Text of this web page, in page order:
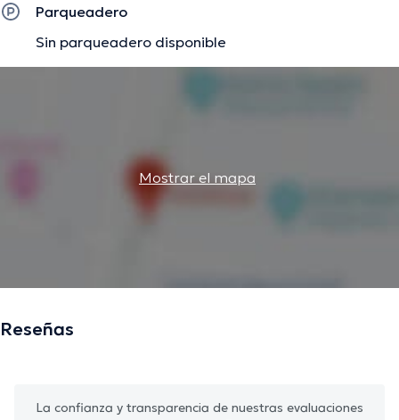
La descripción fue editada por el equipo de doctoranytime, con base en
Parqueadero
Sin parqueadero disponible
Mostrar el mapa
Reseñas
La confianza y transparencia de nuestras evaluaciones